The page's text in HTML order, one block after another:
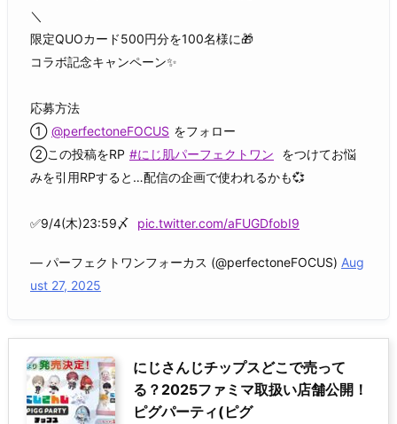
＼
限定QUOカード500円分を100名様に🎁
コラボ記念キャンペーン✨
応募方法
① @perfectoneFOCUS をフォロー
②この投稿をRP #にじ肌パーフェクトワン
をつけてお悩
みを引用RPすると…配信の企画で使われるかも💞
✅9/4(木)23:59〆 pic.twitter.com/aFUGDfobI9
— パーフェクトワンフォーカス (@perfectoneFOCUS) Aug
ust 27, 2025
にじさんじチップスどこで売って
る？2025ファミマ取扱い店舗公開！
ピグパーティ(ピグ